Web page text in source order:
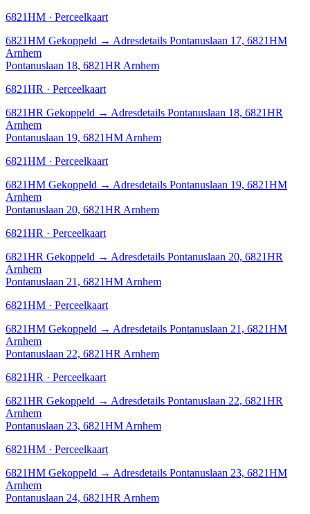
6821HM · Perceelkaart
6821HM Gekoppeld → Adresdetails Pontanuslaan 17, 6821HM
Arnhem
Pontanuslaan 18, 6821HR Arnhem
6821HR · Perceelkaart
6821HR Gekoppeld → Adresdetails Pontanuslaan 18, 6821HR
Arnhem
Pontanuslaan 19, 6821HM Arnhem
6821HM · Perceelkaart
6821HM Gekoppeld → Adresdetails Pontanuslaan 19, 6821HM
Arnhem
Pontanuslaan 20, 6821HR Arnhem
6821HR · Perceelkaart
6821HR Gekoppeld → Adresdetails Pontanuslaan 20, 6821HR
Arnhem
Pontanuslaan 21, 6821HM Arnhem
6821HM · Perceelkaart
6821HM Gekoppeld → Adresdetails Pontanuslaan 21, 6821HM
Arnhem
Pontanuslaan 22, 6821HR Arnhem
6821HR · Perceelkaart
6821HR Gekoppeld → Adresdetails Pontanuslaan 22, 6821HR
Arnhem
Pontanuslaan 23, 6821HM Arnhem
6821HM · Perceelkaart
6821HM Gekoppeld → Adresdetails Pontanuslaan 23, 6821HM
Arnhem
Pontanuslaan 24, 6821HR Arnhem